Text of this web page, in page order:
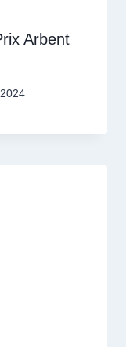
Arbent